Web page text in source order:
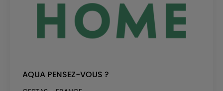
AQUA PENSEZ-VOUS ?